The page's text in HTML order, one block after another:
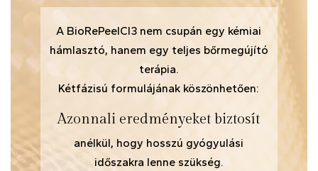
A BioRePeelCl3 nem csupán egy kémiai
hámlasztó, hanem egy teljes bőrmegújító
terápia.
Kétfázisú formulájának köszönhetően:
Azonnali eredményeket biztosít
anélkül, hogy hosszú gyógyulási
időszakra lenne szükség.